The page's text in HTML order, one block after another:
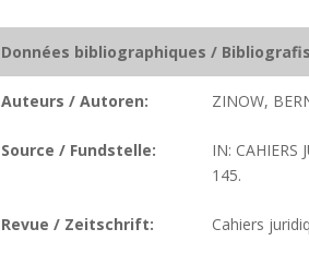
Données bibliographiques /
Auteurs / Autoren: ZINOW,
Source / Fundstelle:
IN: CAHIERS
145.
Revue / Zeitschrift: Cahiers